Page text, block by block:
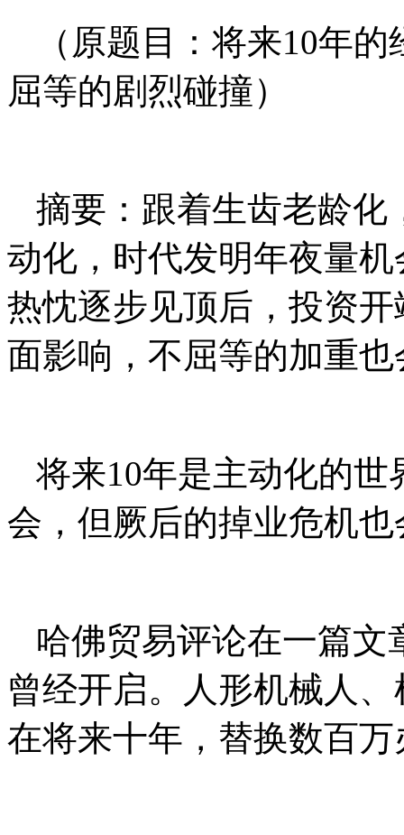
（原题目：将来10年
屈等的剧烈碰撞）
摘要：跟着生齿老龄化
动化，时代发明年夜量
热忱逐步见顶后，投资
面影响，不屈等的加重
将来10年是主动化的
会，但厥后的掉业危机
哈佛贸易评论在一篇
曾经开启。人形机械人
在将来十年，替换数百